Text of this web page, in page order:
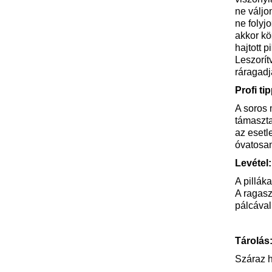
ne
ne
akkor
hajtott
Profi
A soros
az
Levétel:
A
A
Tárolás:
Száraz